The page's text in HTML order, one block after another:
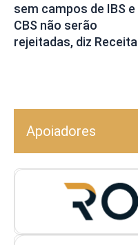
sem campos de IBS e
CBS não serão
rejeitadas, diz Receita
Apoiadores